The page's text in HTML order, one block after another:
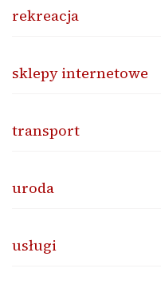
rekreacja
sklepy internetowe
transport
uroda
usługi